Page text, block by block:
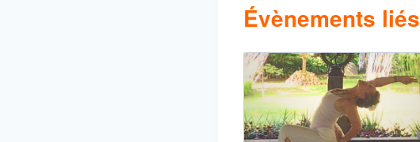
Évènements liés